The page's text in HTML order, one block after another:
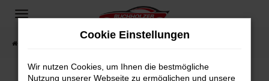
Zum
springen
Fahrzeugsuche
Cookie Einstellungen
Wir nutzen Cookies, um Ihnen die bestmögliche
Nutzung unserer Webseite zu ermöglichen und unsere